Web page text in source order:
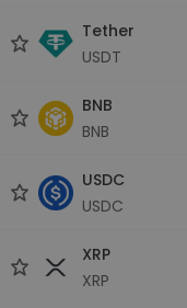
Tether
USDT
BNB
BNB
USDC
USDC
XRP
XRP